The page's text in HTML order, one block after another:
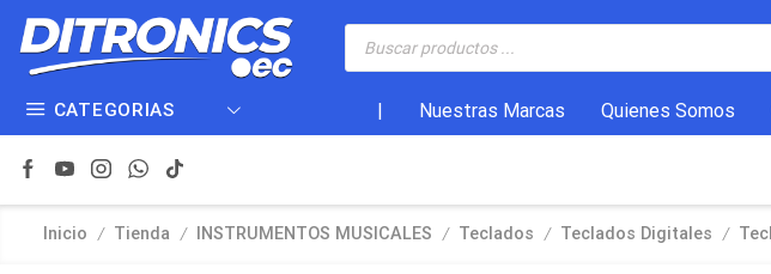
CATEGORIAS Nuestras Marcas Quienes Somos
Inicio / Tienda / INSTRUMENTOS MUSICALES / Teclados / Teclados Digitales /